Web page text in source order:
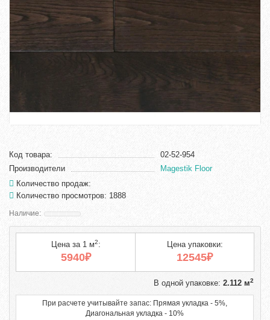
Код товара:
02-52-954
Производители
Magestik Floor
Количество продаж:
Количество просмотров: 1888
Цена за 1 м2:
5940₽
Цена упаковки:
12545₽
В одной упаковке: 2.112 м2
При расчете учитывайте запас: Прямая укладка - 5%,
Диагональная укладка - 10%